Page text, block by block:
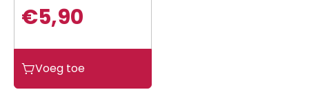
€5,90
Merk)
Gereedschap
Voeg toe